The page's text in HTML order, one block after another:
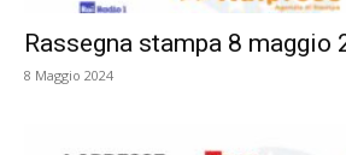
Rassegna stampa 8 maggio
8 Maggio 2024